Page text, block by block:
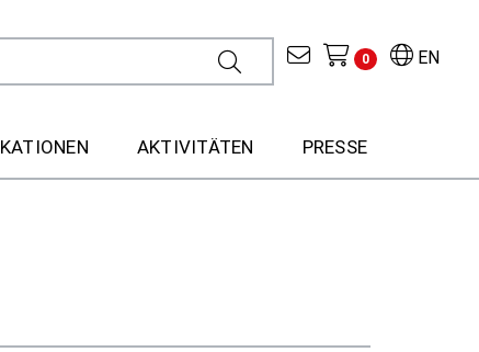
EN
0
AKTIVITÄTEN PRESSE